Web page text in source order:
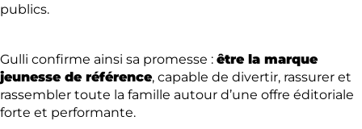
publics.
Gulli confirme ainsi sa promesse : être la marque
jeunesse de référence, capable de divertir, rassurer et
rassembler toute la famille autour d’une offre éditoriale
forte et performante.